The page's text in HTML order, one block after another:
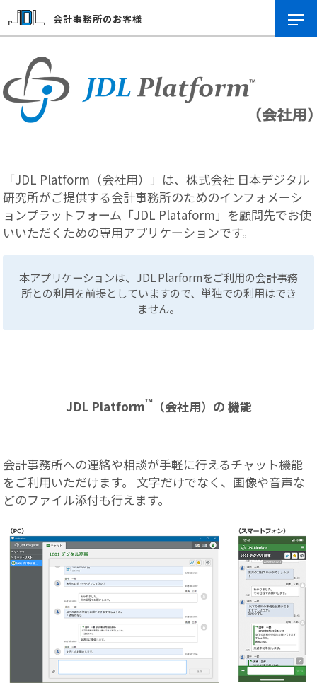
会計事務所のお客様
「JDL Platform（会社用）」は、株式会社 日本デジタル
研究所がご提供する会計事務所のためのインフォメーシ
ョンプラットフォーム「JDL Plataform」を顧問先でお使
いいただくための専用アプリケーションです。
本アプリケーションは、 JDL Plarformをご利用の会計事務
所との利用を前提としていますので、単独での利用はでき
ません。
JDL Platform™（会社用）の 機能
会計事務所への連絡や相談が手軽に行えるチャット機能
をご利用いただけます。 文字だけでなく、画像や音声な
どのファイル添付も行えます。